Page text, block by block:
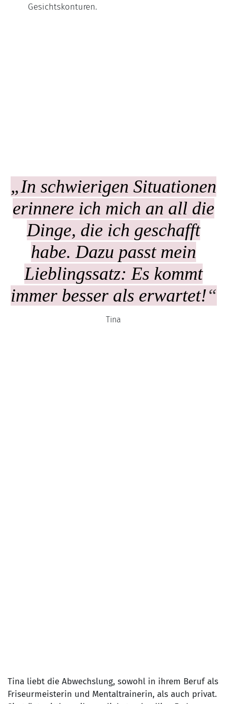
Gesichtskonturen.
„In schwierigen Situationen
erinnere ich mich an all die
Dinge, die ich geschafft
habe. Dazu passt mein
Lieblingssatz: Es kommt
immer besser als erwartet!“
Tina
Tina liebt die Abwechslung, sowohl in ihrem Beruf als
Friseurmeisterin und Mentaltrainerin, als auch privat.